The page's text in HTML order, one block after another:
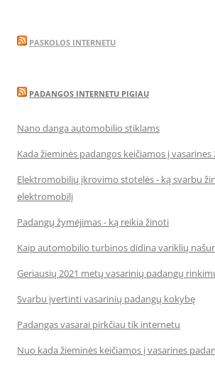
PASKOLOS INTERNETU
PADANGOS INTERNETU PIGIAU
Nano danga automobilio stiklams
Kada žieminės padangos keičiamos į vasarines
Elektromobilių įkrovimo stotelės - ką svarbu
elektromobilį
Padangų žymėjimas - ką reikia žinoti
Kaip automobilio turbinos didina variklių
Geriausių 2021 metų vasarinių padangų
Svarbu įvertinti vasarinių padangų kokybę
Padangas vasarai pirkčiau tik internetu
Nuo kada žieminės keičiamos į vasarines